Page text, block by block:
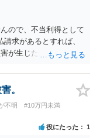
ので、不当利得として
求があるとすれば、
が生じた場合です。ご
。
不明
#10万円未満
役にたった 1